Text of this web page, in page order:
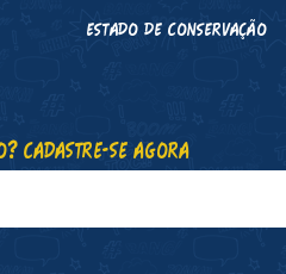
ESTADO DE CONSERVAÇÃO
CADASTRE-SE AGORA